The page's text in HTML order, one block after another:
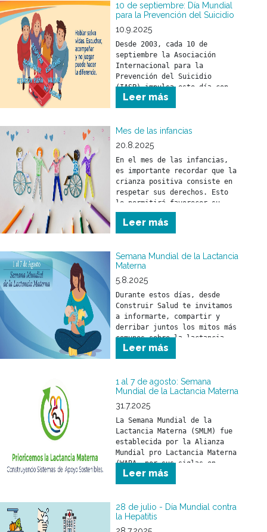
10 de septiembre: Día Mundial
para la Prevención del Suicidio
10.9.2025
Desde 2003, cada 10 de
septiembre la Asociación
Internacional para la
Prevención del Suicidio
(IASP) impulsa este día con
el objetivo de promover
compromisos y acciones
Leer más
Mes de las infancias
20.8.2025
En el mes de las infancias,
es importante recordar que la
crianza positiva consiste en
respetar sus derechos. Esto
le permitirá favorecer su
desarrollo físico, mental y
social.
Leer más
Semana Mundial de la Lactancia
Materna
5.8.2025
Durante estos días, desde
Construir Salud te invitamos
a informarte, compartir y
derribar juntos los mitos más
comunes sobre la lactancia.
Leer más
1 al 7 de agosto: Semana
Mundial de la Lactancia Materna
31.7.2025
La Semana Mundial de la
Lactancia Materna (SMLM) fue
establecida por la Alianza
Mundial pro Lactancia Materna
(WABA, por sus siglas en
inglés) y se celebra durante
los primeros días de agosto
Leer más
28 de julio - Día Mundial contra
la Hepatitis